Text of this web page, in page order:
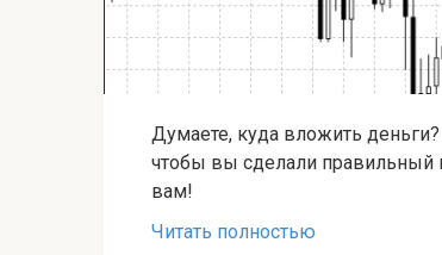
Думаете, куда вложить
чтобы вы сделали правильный
вам!
Читать полностью